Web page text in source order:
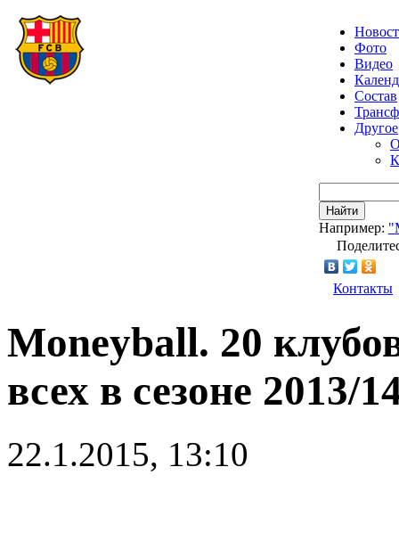
Фото
Видео
Состав
Другое
Найти
Например:
Контакты
Moneyball. 20
всех в сезоне 2013/
22.1.2015, 13:10